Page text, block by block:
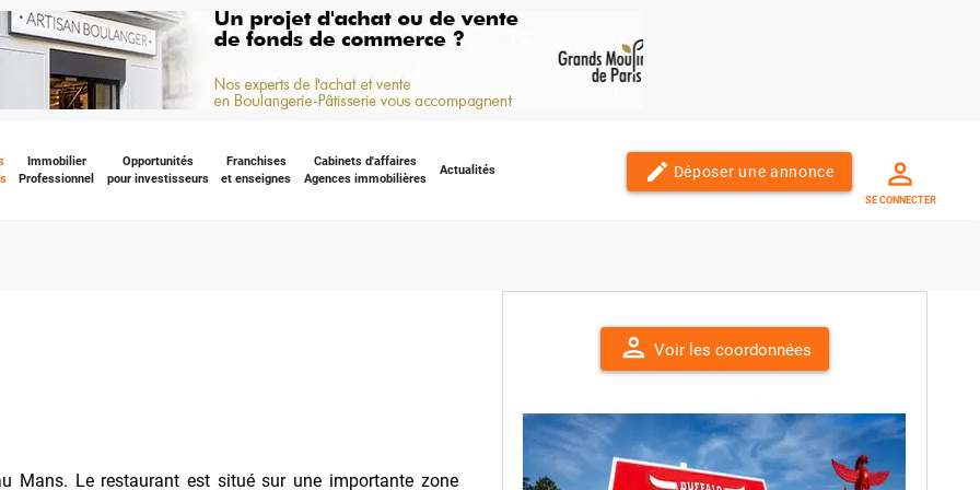
Immobilier
Professionnel
Opportunités
pour investisseurs
Franchises
et enseignes
Cabinets d'affaires
Agences immobilières
Actualités edit Déposer une annonce
SE CONNECTER
Mans. Le restaurant est situé sur une importante zone
person Voir les coordonnées